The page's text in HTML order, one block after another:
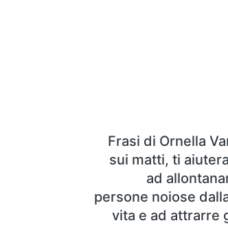
Frasi di Ornella
sui matti, ti
ad
persone noiose
vita e ad attrarre